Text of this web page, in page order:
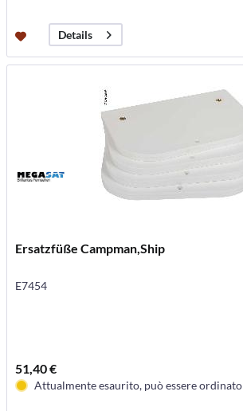
Details
Ersatzfüße Campman,Ship
E7454
51,40 €
Attualmente esaurito, può essere ordinato